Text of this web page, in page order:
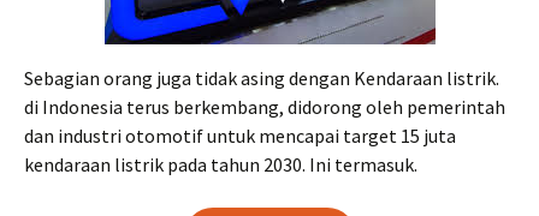
Sebagian orang juga tidak asing dengan Kendaraan listrik.
di Indonesia terus berkembang, didorong oleh pemerintah
dan industri otomotif untuk mencapai target 15 juta
kendaraan listrik pada tahun 2030. Ini termasuk.